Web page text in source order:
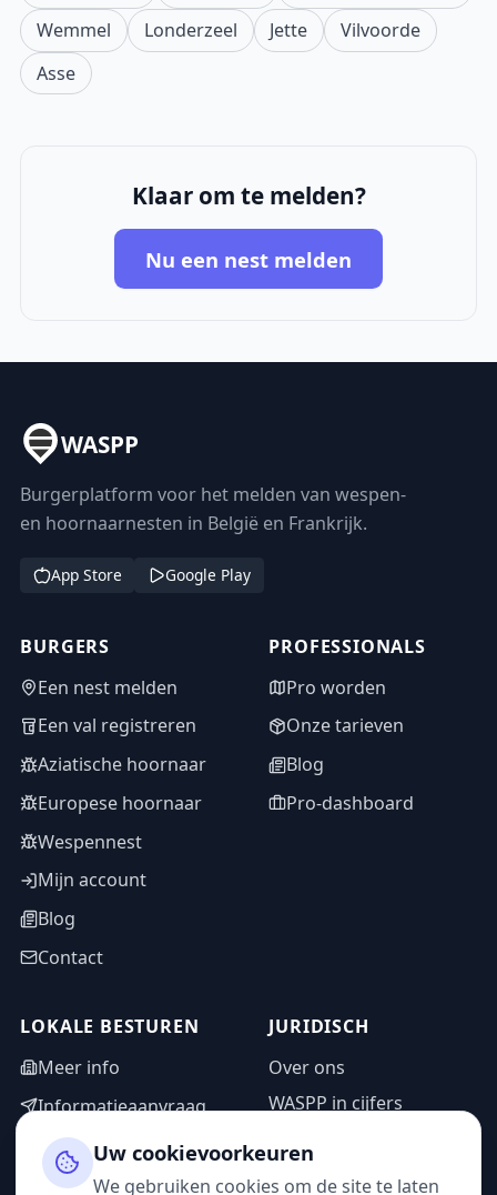
Wemmel
Londerzeel Jette
Vilvoorde
Asse
Klaar om te melden?
Nu een nest melden
WASPP
Burgerplatform voor het melden van wespen-
en hoornaarnesten in België en Frankrijk.
App Store Google Play
BURGERS
Een nest melden
Een val registreren
Aziatische hoornaar
Europese hoornaar
Wespennest
Mijn account
Blog
Contact
PROFESSIONALS
Pro worden
Onze tarieven
Blog
Pro-dashboard
LOKALE BESTUREN
Meer info
Informatieaanvraag
Adminzone
JURIDISCH
Over ons
WASPP in cijfers
Privacybeleid
Uw cookievoorkeuren
We gebruiken cookies om de site te laten